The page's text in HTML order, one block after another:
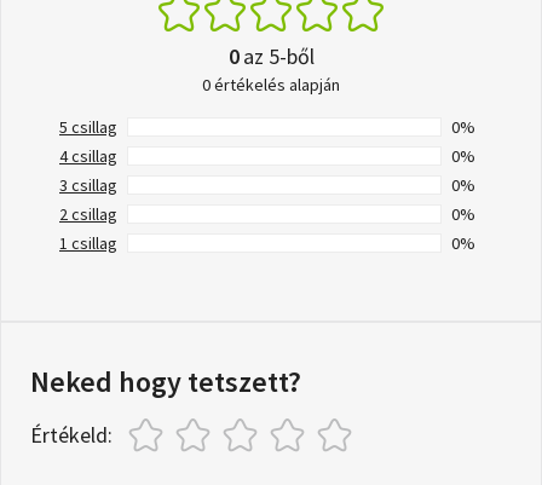
0az 5-ből
0 értékelés alapján
5 csillag
0%
4 csillag
0%
3 csillag
0%
2 csillag
0%
1 csillag
0%
Neked hogy tetszett?
Értékeld: